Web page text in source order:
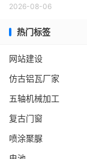
2026-08-06
热门标签
网站建设
仿古铝瓦厂家
五轴机械加工
复古门窗
喷涂聚脲